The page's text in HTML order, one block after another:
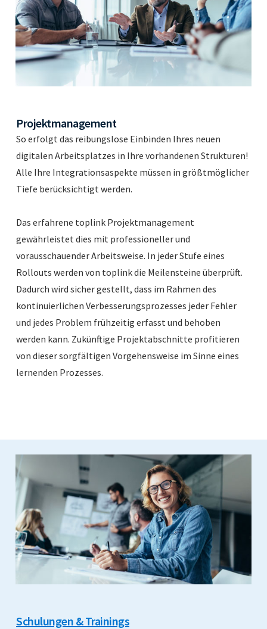
Projektmanagement
So erfolgt das reibungslose Einbinden Ihres neuen
digitalen Arbeitsplatzes in Ihre vorhandenen Strukturen!
Alle Ihre Integrationsaspekte müssen in größtmöglicher
Tiefe berücksichtigt werden.
Das erfahrene toplink Projektmanagement
gewährleistet dies mit professioneller und
vorausschauender Arbeitsweise. In jeder Stufe eines
Rollouts werden von toplink die Meilensteine überprüft.
Dadurch wird sicher gestellt, dass im Rahmen des
kontinuierlichen Verbesserungsprozesses jeder Fehler
und jedes Problem frühzeitig erfasst und behoben
werden kann. Zukünftige Projektabschnitte profitieren
von dieser sorgfältigen Vorgehensweise im Sinne eines
lernenden Prozesses.
Schulungen & Trainings